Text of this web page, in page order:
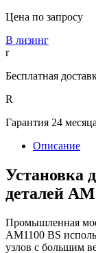
Цена по запросу
В лизинг
r
Бесплатная
R
Гарантия 24 месяца
Описание
Установка
деталей
Промышленная
АМ1100 BS
узлов с большим